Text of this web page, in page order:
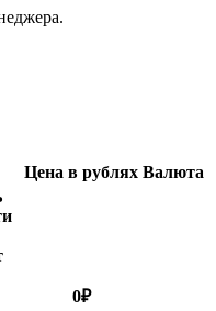
Цена в рублях Валюта
0₽